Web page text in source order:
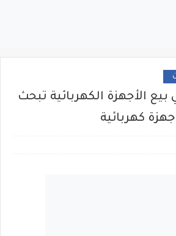
الأجهزة الكهربائية تبحث
كهربائية